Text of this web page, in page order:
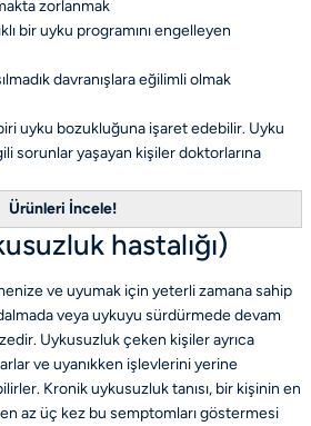
zorlanmak
bir uyku programını engelleyen
davranışlara eğilimli olmak
uyku bozukluğuna işaret edebilir. Uyku
sorunlar yaşayan kişiler doktorlarına
Ürünleri İncele!
hastalığı)
ve uyumak için yeterli zamana sahip
veya uykuyu sürdürmede devam
Uykusuzluk çeken kişiler ayrıca
ve uyanıkken işlevlerini yerine
Kronik uykusuzluk tanısı, bir kişinin en
az üç kez bu semptomları göstermesi